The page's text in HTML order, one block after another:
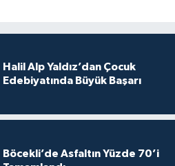
Halil Alp Yaldız’dan Çocuk
Edebiyatında Büyük Başarı
Böcekli’de Asfaltın Yüzde 70’i